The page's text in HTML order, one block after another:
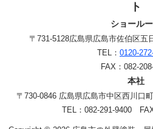
ト
ショール
〒731-5128広島県広島市佐伯区五
TEL： 0120-
FAX：082-
本社
〒730-0846 広島県広島市中区西川口
TEL：082-291-9400